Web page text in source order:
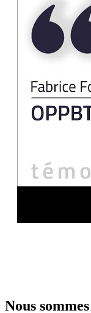
Nous